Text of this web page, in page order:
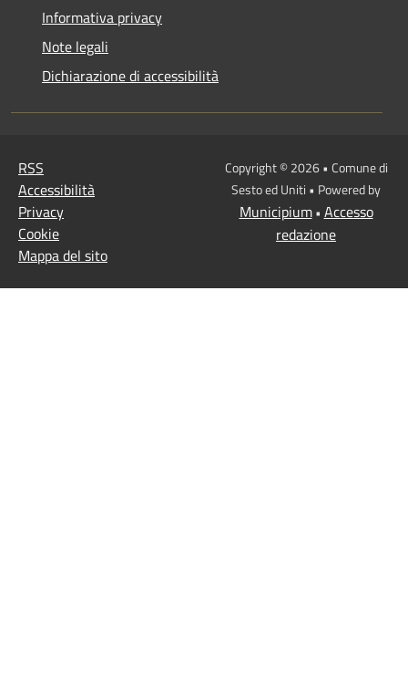
Informativa privacy
Note legali
Dichiarazione di accessibilità
RSS
Accessibilità
Privacy
Cookie
Mappa del sito
Copyright © 2026 • Comune di
Sesto ed Uniti • Powered by
Municipium• Accesso
redazione